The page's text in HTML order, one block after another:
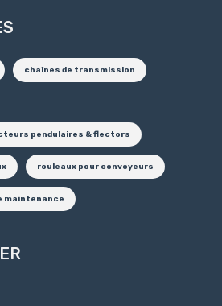
chaînes de transmission
pendulaires & flectors
rouleaux pour convoyeurs
maintenance